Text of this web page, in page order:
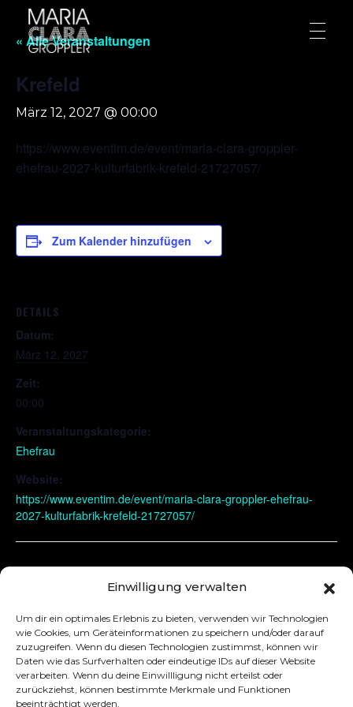
Einwilligung verwalten
Um dir ein optimales Erlebnis zu bieten, verwenden wir Technologien
wie Cookies, um Geräteinformationen zu speichern und/oder darauf
zuzugreifen. Wenn du diesen Technologien zustimmst, können wir
Daten wie das Surfverhalten oder eindeutige IDs auf dieser Website
verarbeiten. Wenn du deine Einwillligung nicht erteilst oder
zurückziehst, können bestimmte Merkmale und Funktionen
beeinträchtigt werden.
« Alle Veranstaltungen
Krefeld
März 12, 2027 @ 00:00
https://www.eventim.de/event/maria-clara-groppler-
ehefrau-2027-kulturfabrik-krefeld-21727057/
Zum Kalender hinzufügen
DETAILS
Datum:
März 12, 2027
Zeit:
00:00
Veranstaltungskategorie:
Ehefrau
Website:
https://www.eventim.de/event/maria-clara-groppler-ehefrau-
2027-kulturfabrik-krefeld-21727057/